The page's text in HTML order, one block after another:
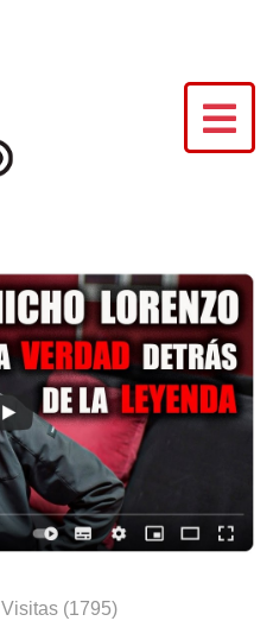
Visitas (1795)